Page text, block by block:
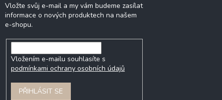
Vložte svůj e-mail a my vám budeme zasílat
informace o nových produktech na našem
e-shopu.
Vložením e-mailu souhlasíte s
podmínkami ochrany osobních údajů
PŘIHLÁSIT SE